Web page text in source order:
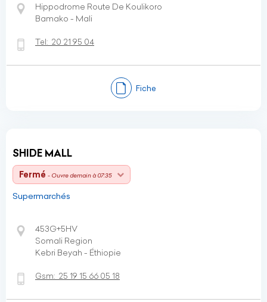
Hippodrome Route De Koulikoro
Bamako - Mali
Tel: 20 21 95 04
Fiche
SHIDE MALL
Fermé - Ouvre demain à 07:35
Supermarchés
453G+5HV
Somali Region
Kebri Beyah - Éthiopie
Gsm: 25 19 15 66 05 18